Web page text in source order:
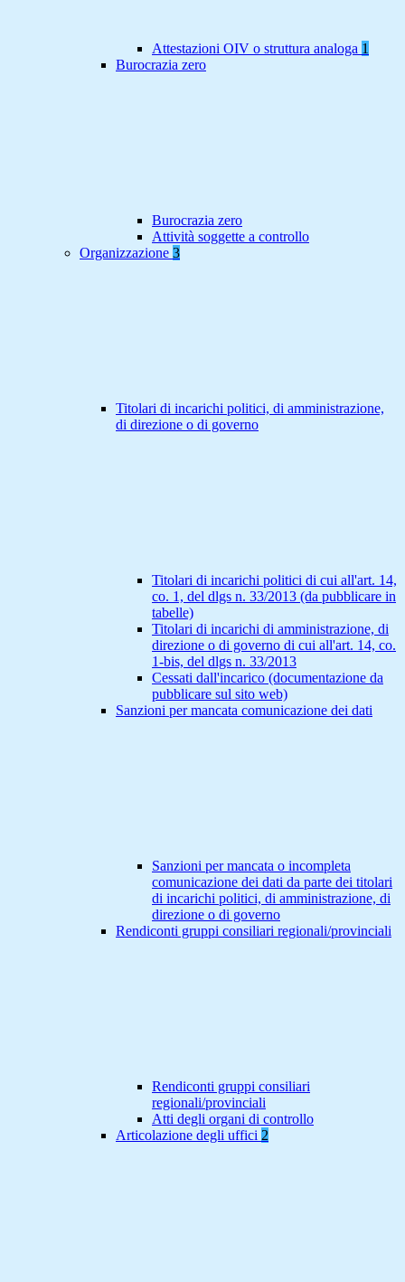
Attestazioni OIV o struttura analoga 1
Burocrazia zero
Burocrazia zero
Attività soggette a controllo
Organizzazione 3
Titolari di incarichi politici, di amministrazione,
di direzione o di governo
Titolari di incarichi politici di cui all'art. 14,
co. 1, del dlgs n. 33/2013 (da pubblicare in
tabelle)
Titolari di incarichi di amministrazione, di
direzione o di governo di cui all'art. 14, co.
1-bis, del dlgs n. 33/2013
Cessati dall'incarico (documentazione da
pubblicare sul sito web)
Sanzioni per mancata comunicazione dei dati
Sanzioni per mancata o incompleta
comunicazione dei dati da parte dei titolari
di incarichi politici, di amministrazione, di
direzione o di governo
Rendiconti gruppi consiliari regionali/provinciali
Rendiconti gruppi consiliari
regionali/provinciali
Atti degli organi di controllo
Articolazione degli uffici 2